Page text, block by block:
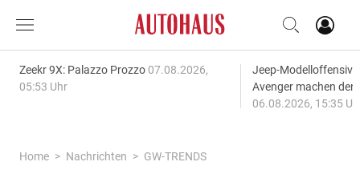
Zeekr 9X: Palazzo Prozzo 07.08.2026,
05:53 Uhr
Jeep-
Avenger machen
06.08.2026, 15:35
Home Nachrichten
GW-TRENDS